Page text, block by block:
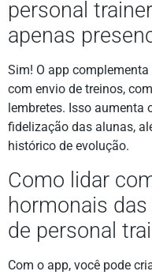
personal
apenas
Sim! O app
com envio de treinos,
lembretes. Isso aumenta
fidelização das alunas,
histórico de evolução.
Como lidar
hormonais
de personal
Com o app, você pode